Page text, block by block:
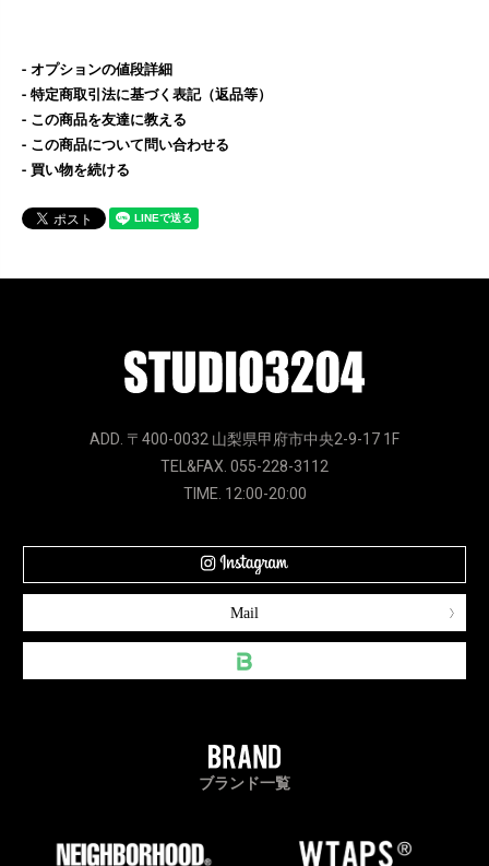
オプションの値段詳細
特定商取引法に基づく表記（返品等）
この商品を友達に教える
この商品について問い合わせる
買い物を続ける
ADD. 〒400-0032 山梨県甲府市中央2-9-17 1F
TEL&FAX. 055-228-3112
TIME. 12:00-20:00
Mail
ブランド一覧